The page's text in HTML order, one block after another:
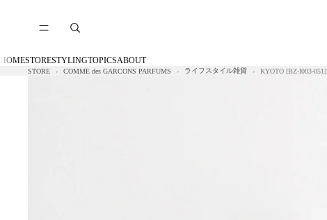
HOMESTORESTYLINGTOPICSABOUT
STORE COMME des GARCONS PARFUMS ライフスタイル雑貨 KYOTO [BZ-I003-051]